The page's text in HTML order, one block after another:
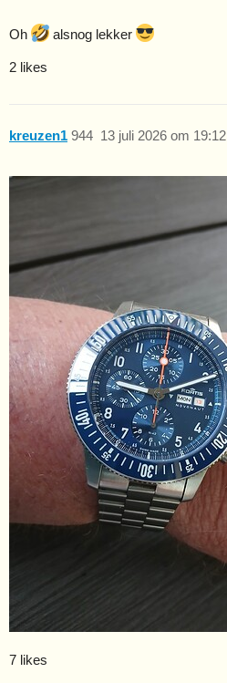
Oh alsnog lekker
2 likes
kreuzen1 13 juli 2026 om 19:12
944
7 likes